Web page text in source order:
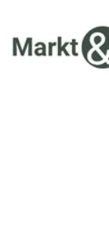
inhoud